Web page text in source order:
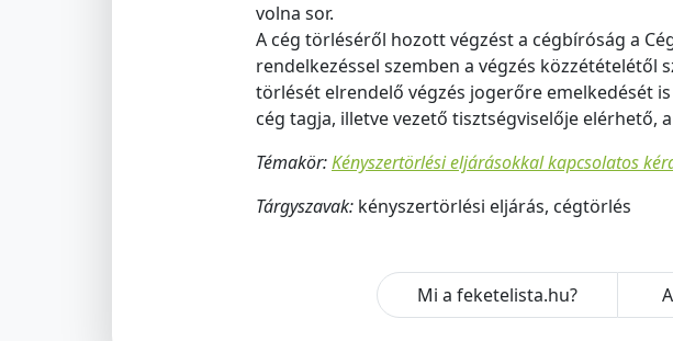
volna sor.
A cég törléséről hozott végzést a cégbíróság a
rendelkezéssel szemben a végzés
törlését elrendelő végzés jogerőre emelkedését
cég tagja, illetve vezető tisztségviselője elérhető,
Témakör:Kényszertörlési eljárásokkal kapcsolatos
Tárgyszavak: kényszertörlési eljárás, cégtörlés
Mi a feketelista.hu?